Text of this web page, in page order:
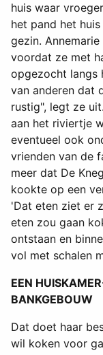
huis waar
het pand het
gezin.
voordat ze met
opgezocht langs
van anderen dat
rustig", legt ze
aan het riviertje
eventueel ook
vrienden van de
meer dat De
kookte op een
'Dat eten ziet er
eten zou gaan
ontstaan en
vol met schalen
EEN
BANKGEBOUW
Dat doet haar
wil koken voor